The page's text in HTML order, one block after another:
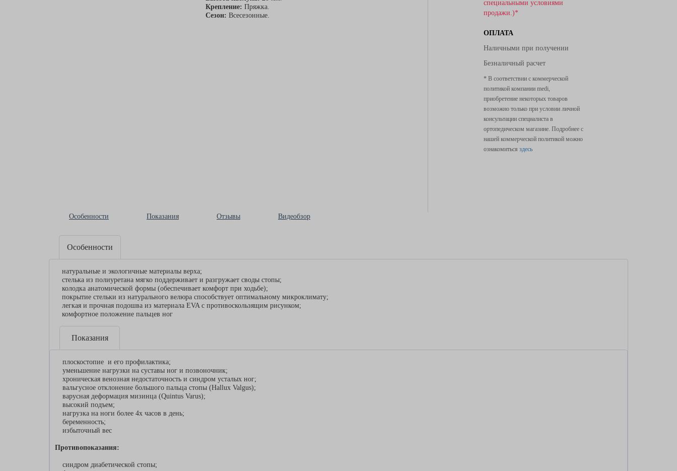
Крепление: Пряжка.
Сезон:Всесезонные.
специальными условиями
продажи.)*
ОПЛАТА
Наличными при получении
Безналичный расчет
* В соответствии с коммерческой
политикой компании medi,
приобретение некоторых товаров
возможно только при условии личной
консультации специалиста в
ортопедическом магазине. Подробнее с
нашей коммерческой политикой можно
ознакомиться здесь
Особенности Показания Отзывы Видеобзор
Особенности
натуральные и экологичные материалы верха;
стелька из полиуретана мягко поддерживает и разгружает своды стопы;
колодка анатомической формы (обеспечивает комфорт при ходьбе);
покрытие стельки из натурального велюра способствует оптимальному микроклимату;
легкая и прочная подошва из материала EVA с противоскользящим рисунком;
комфортное положение пальцев ног
Показания
плоскостопие и его профилактика;
уменьшение нагрузки на суставы ног и позвоночник;
хроническая венозная недостаточность и синдром усталых ног;
вальгусное отклонение большого пальца стопы (Hallux Valgus);
варусная деформация мизинца (Quintus Varus);
высокий подъем;
нагрузка на ноги более 4х часов в день;
беременность;
избыточный вес
Противопоказания:
синдром диабетической стопы;